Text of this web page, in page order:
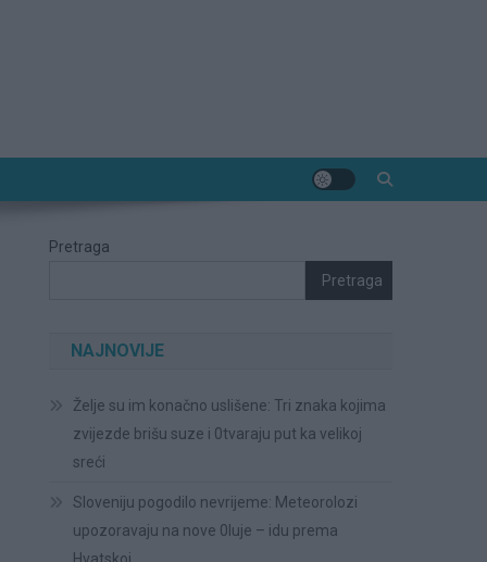
Pretraga
Pretraga
NAJNOVIJE
Želje su im konačno uslišene: Tri znaka kojima
zvijezde brišu suze i 0tvaraju put ka velikoj
sreći
Sloveniju pogodilo nevrijeme: Meteorolozi
upozoravaju na nove 0luje – idu prema